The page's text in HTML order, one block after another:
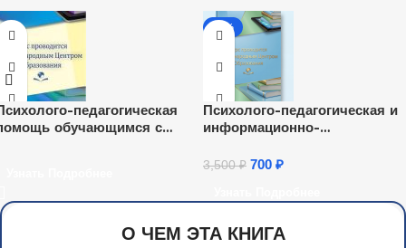
педагогическая
обучающимся с
-80%
Психолого-педагогическая и
информационно-
семей в рамках реализации
3,500₽ 700 ₽
О ЧЕМ ЭТА КНИГА